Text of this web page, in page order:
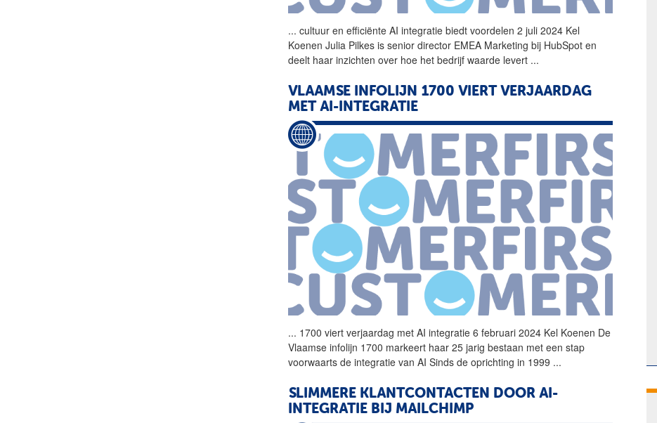
... cultuur en efficiënteAI integratie biedt voordelen 2 juli 2024 Kel
Koenen Julia Pilkes is senior director EMEA Marketing bij HubSpot en
deelt haar inzichten over hoe het bedrijf waarde levert ...
VLAAMSE INFOLIJN 1700 VIERT VERJAARDAG
MET AI-INTEGRATIE
... 1700 viert verjaardag metAI integratie 6 februari 2024 Kel Koenen De
Vlaamse infolijn 1700 markeert haar 25 jarig bestaan met een stap
voorwaarts deintegratie vanAI Sinds de oprichting in 1999 ...
SLIMMERE KLANTCONTACTEN DOOR AI-
INTEGRATIE BIJ MAILCHIMP